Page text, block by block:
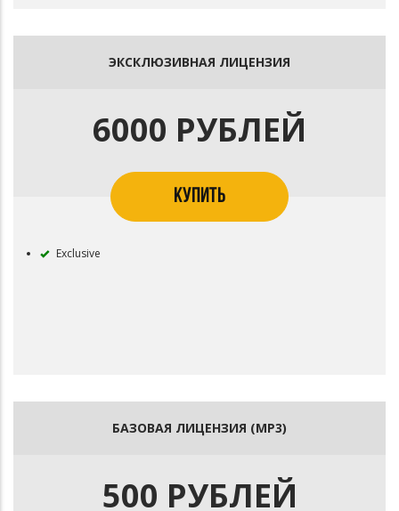
ЭКСКЛЮЗИВНАЯ ЛИЦЕНЗИЯ
6000 РУБЛЕЙ
КУПИТЬ
Exclusive
БАЗОВАЯ ЛИЦЕНЗИЯ (MP3)
500 РУБЛЕЙ